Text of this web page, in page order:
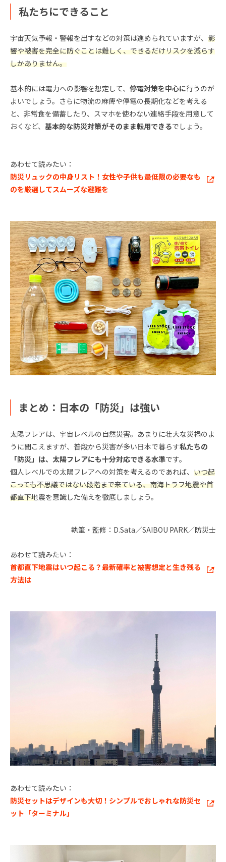
私たちにできること
宇宙天気予報・警報を出すなどの対策は進められていますが、 影
響や被害を完全に防ぐことは難しく、できるだけリスクを減らす
しかありません。
基本的には電力への影響を想定して、 停電対策を中心に行うのが
よいでしょう。さらに物流の麻痺や停電の長期化などを考える
と、非常食を備蓄したり、スマホを使わない連絡手段を用意して
おくなど、 基本的な防災対策がそのまま転用できるでしょう。
あわせて読みたい：
防災リュックの中身リスト！女性や子供も最低限の必要なも
のを厳選してスムーズな避難を
まとめ：日本の「防災」は強い
太陽フレアは、宇宙レベルの自然災害。あまりに壮大な災禍のよ
うに聞こえますが、普段から災害が多い日本で暮らす私たちの
「防災」は、太陽フレアにも十分対応できる水準です。
個人レベルでの太陽フレアへの対策を考えるのであれば、 いつ起
こっても不思議ではない段階まで来ている、南海トラフ地震や首
都直下地震を意識した備えを徹底しましょう。
執筆・監修：D.Sata／SAIBOU PARK／防災士
あわせて読みたい：
首都直下地震はいつ起こる？最新確率と被害想定と生き残る
方法は
あわせて読みたい：
防災セットはデザインも大切！シンプルでおしゃれな防災セ
ット「ターミナル」